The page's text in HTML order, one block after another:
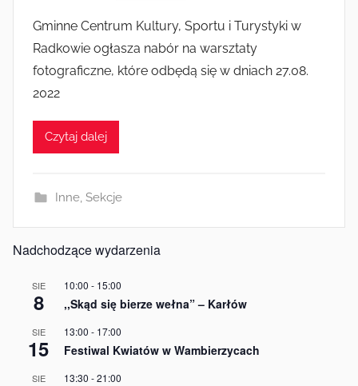
z
e
z
Gminne Centrum Kultury, Sportu i Turystyki w
Radkowie ogłasza nabór na warsztaty
fotograficzne, które odbędą się w dniach 27.08.
2022
Czytaj dalej
Inne, Sekcje
Nadchodzące wydarzenia
SIE
8
10:00 - 15:00
,,Skąd się bierze wełna” – Karłów
SIE
15
13:00 - 17:00
Festiwal Kwiatów w Wambierzycach
SIE 13:30 -21:00